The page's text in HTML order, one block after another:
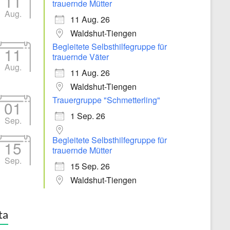
Aug.
trauernde Mütter
11 Aug. 26
Waldshut-Tiengen
11
Aug.
Begleitete Selbsthilfegruppe für
trauernde Väter
11 Aug. 26
Waldshut-Tiengen
01
Sep.
Trauergruppe "Schmetterling"
1 Sep. 26
15
Sep.
Begleitete Selbsthilfegruppe für
trauernde Mütter
15 Sep. 26
Waldshut-Tiengen